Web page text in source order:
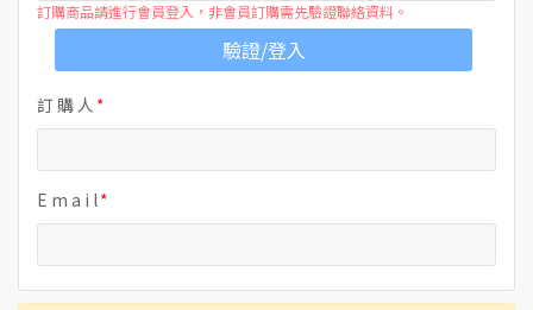
訂購商品請進行會員登入，非會員訂購需先驗證聯絡資料。
驗證/登入
訂 購 人
E m a i l